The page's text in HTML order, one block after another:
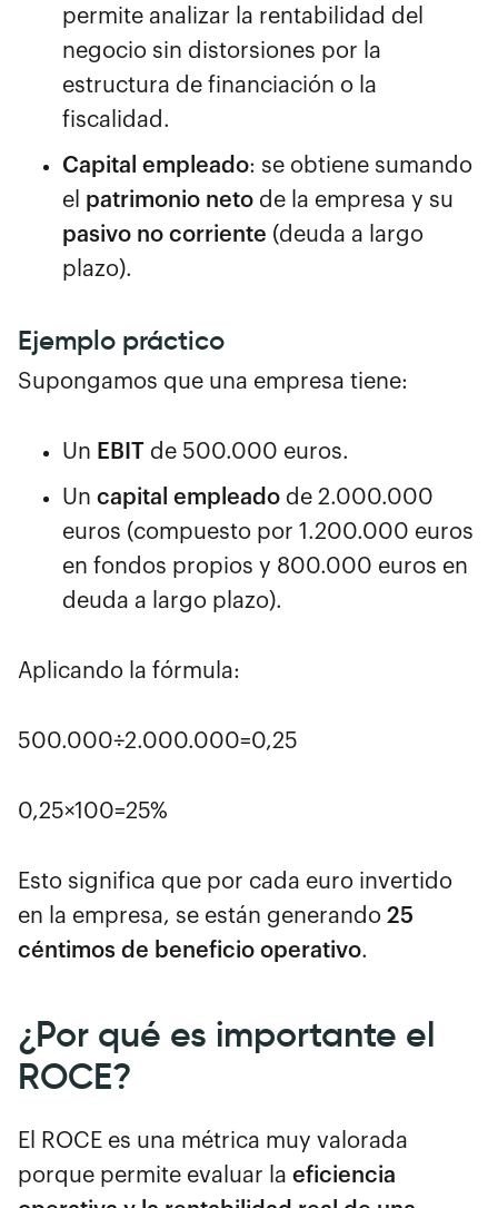
permite analizar la rentabilidad del
negocio sin distorsiones por la
estructura de financiación o la
fiscalidad.
Capital empleado: se obtiene sumando
el patrimonio neto de la empresa y su
pasivo no corriente (deuda a largo
plazo).
Ejemplo práctico
Supongamos que una empresa tiene:
Un EBIT de 500.000 euros.
Un capital empleado de 2.000.000
euros (compuesto por 1.200.000 euros
en fondos propios y 800.000 euros en
deuda a largo plazo).
Aplicando la fórmula:
500.000÷2.000.000=0,25
0,25×100=25%
Esto significa que por cada euro invertido
en la empresa, se están generando 25
céntimos de beneficio operativo.
¿Por qué es importante el
ROCE?
El ROCE es una métrica muy valorada
porque permite evaluar la eficiencia